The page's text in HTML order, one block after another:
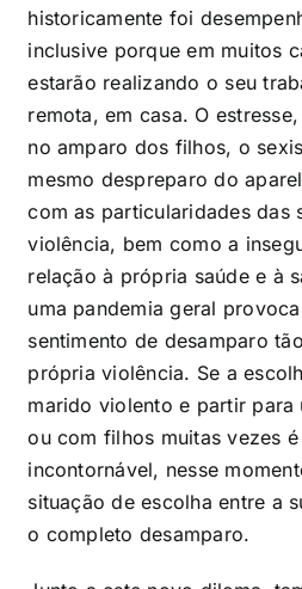
historicamente foi
inclusive porque em muitos
estarão realizando o seu
remota, em casa. O
no amparo dos filhos, o
mesmo despreparo do
com as particularidades das
violência, bem como a
relação à própria saúde e à
uma pandemia geral
sentimento de desamparo
própria violência. Se a
marido violento e partir para
ou com filhos muitas vezes
incontornável, nesse
situação de escolha entre a
o completo desamparo.